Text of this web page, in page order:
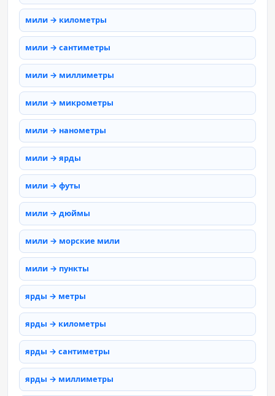
мили → километры
мили → сантиметры
мили → миллиметры
мили → микрометры
мили → нанометры
мили → ярды
мили → футы
мили → дюймы
мили → морские мили
мили → пункты
ярды → метры
ярды → километры
ярды → сантиметры
ярды → миллиметры